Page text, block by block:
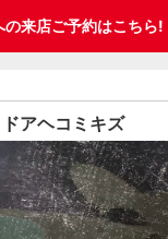
の来店ご予約はこちら!
アヘコミキズ